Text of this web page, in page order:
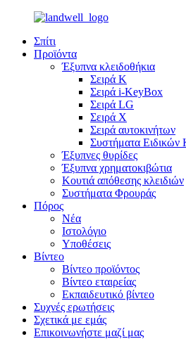
Σπίτι
Προϊόντα
Έξυπνα κλειδοθήκια
Σειρά Κ
Σειρά i-KeyBox
Σειρά LG
Σειρά X
Σειρά αυτοκινήτων
Συστήματα Ειδικών
Έξυπνες θυρίδες
Έξυπνα χρηματοκιβώτια
Κουτιά απόθεσης κλειδιών
Συστήματα Φρουράς
Πόρος
Νέα
Ιστολόγιο
Υποθέσεις
Βίντεο
Βίντεο προϊόντος
Βίντεο εταιρείας
Εκπαιδευτικό βίντεο
Συχνές ερωτήσεις
Σχετικά με εμάς
Επικοινωνήστε μαζί μας